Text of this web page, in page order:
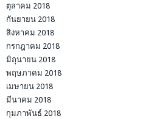
ตุลาคม 2018
กันยายน 2018
สิงหาคม 2018
กรกฎาคม 2018
มิถุนายน 2018
พฤษภาคม 2018
เมษายน 2018
มีนาคม 2018
กุมภาพันธ์ 2018